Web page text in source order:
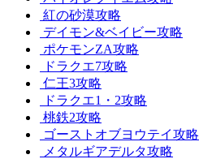
紅の砂漠攻略
デイモン&ベイビー攻略
ポケモンZA攻略
ドラクエ7攻略
仁王3攻略
ドラクエ1・2攻略
桃鉄2攻略
ゴーストオブヨウテイ攻略
メタルギアデルタ攻略